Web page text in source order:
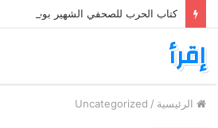
كتاب الحرب للصحفي الشهير بوب وودوارد War: Woodward PDF
إقرأ
الرئيسية /
Uncategorized